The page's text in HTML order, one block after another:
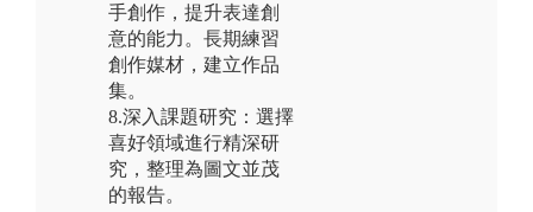
手創作，提升表達創
意的能力。長期練習
創作媒材，建立作品
集。
8.深入課題研究：選擇
喜好領域進行精深研
究，整理為圖文並茂
的報告。